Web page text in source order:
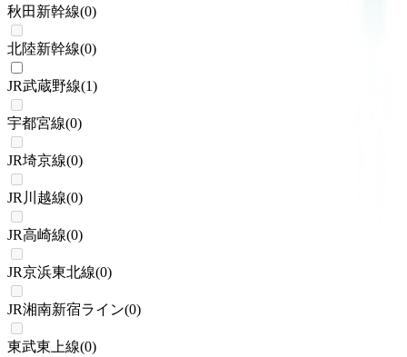
秋田新幹線(0)
北陸新幹線(0)
JR武蔵野線(1)
宇都宮線(0)
JR埼京線(0)
JR川越線(0)
JR高崎線(0)
JR京浜東北線(0)
JR湘南新宿ライン(0)
東武東上線(0)